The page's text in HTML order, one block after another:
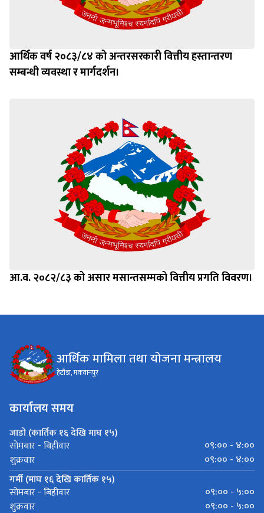
आर्थिक वर्ष २०८३/८४ को अन्तरसरकारी वित्तीय हस्तान्तरण
सम्बन्धी व्यवस्था र मार्गदर्शन।
आ.व. २०८२/८३ को असार मसान्तसम्मको वित्तीय प्रगति विवरण।
आर्थिक मामिला तथा योजना मन्त्रालय
हेटौडा, मकवानपुर
कार्यालय समय
जाडो (कार्तिक १६ देखि माघ १५)
सोमबार - बिहीवार
०९:०० - ४:००
शुक्रवार
०९:०० - ४:००
गर्मी (माघ १६ देखि कार्तिक १५)
सोमबार - बिहीवार
०९:०० - ५:००
शुक्रवार
०९:०० - ५:००